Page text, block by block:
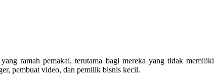
ramah pemakai, terutama bagi mereka yang tidak memiliki
pembuat video, dan pemilik bisnis kecil.